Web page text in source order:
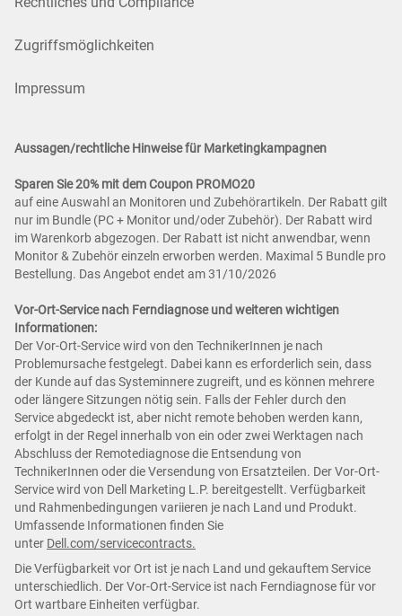
Zugriffsmöglichkeiten
Impressum
Aussagen/rechtliche Hinweise für Marketingkampagnen
Sparen Sie 20% mit dem Coupon PROMO20
auf eine Auswahl an Monitoren und Zubehörartikeln. Der Rabatt gilt
nur im Bundle (PC + Monitor und/oder Zubehör). Der Rabatt wird
im Warenkorb abgezogen. Der Rabatt ist nicht anwendbar, wenn
Monitor & Zubehör einzeln erworben werden. Maximal 5 Bundle pro
Bestellung. Das Angebot endet am 31/10/2026
Vor-Ort-Service nach Ferndiagnose und weiteren wichtigen
Informationen:
Der Vor-Ort-Service wird von den TechnikerInnen je nach
Problemursache festgelegt. Dabei kann es erforderlich sein, dass
der Kunde auf das Systeminnere zugreift, und es können mehrere
oder längere Sitzungen nötig sein. Falls der Fehler durch den
Service abgedeckt ist, aber nicht remote behoben werden kann,
erfolgt in der Regel innerhalb von ein oder zwei Werktagen nach
Abschluss der Remotediagnose die Entsendung von
TechnikerInnen oder die Versendung von Ersatzteilen. Der Vor-Ort-
Service wird von Dell Marketing L.P. bereitgestellt. Verfügbarkeit
und Rahmenbedingungen variieren je nach Land und Produkt.
Umfassende Informationen finden Sie
unter Dell.com/servicecontracts.
Die Verfügbarkeit vor Ort ist je nach Land und gekauftem Service
unterschiedlich. Der Vor-Ort-Service ist nach Ferndiagnose für vor
Ort wartbare Einheiten verfügbar.